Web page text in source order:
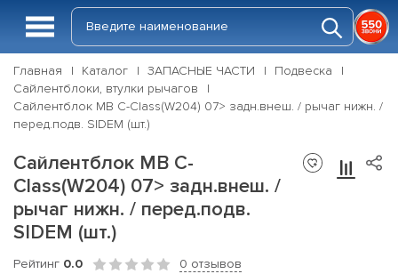
Главная Каталог ЗАПАСНЫЕ ЧАСТИ
Подвеска
Сайлентблоки, втулки рычагов
Сайлентблок MB C-Class(W204) 07> задн.внеш. / рычаг нижн. /
перед.подв. SIDEM (шт.)
Сайлентблок MB C-
Class(W204) 07> задн.внеш. /
рычаг нижн. / перед.подв.
SIDEM (шт.)
Рейтинг 0.0 0 отзывов